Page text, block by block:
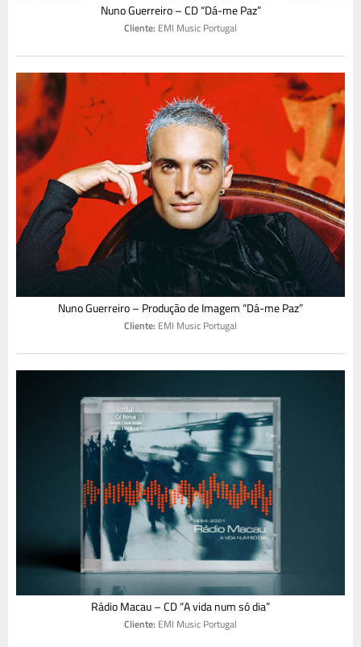
Nuno Guerreiro – CD “Dá-me Paz”
Cliente: EMI Music Portugal
Nuno Guerreiro – Produção de Imagem “Dá-me Paz”
Cliente: EMI Music Portugal
Rádio Macau – CD “A vida num só dia”
Cliente: EMI Music Portugal